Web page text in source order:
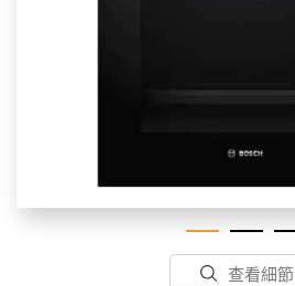
查看細節